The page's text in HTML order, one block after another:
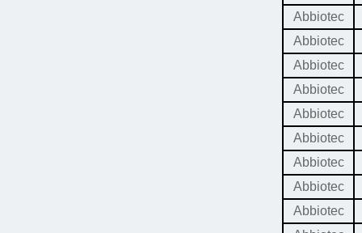
Abbiotec
Abbiotec
Abbiotec
Abbiotec
Abbiotec
Abbiotec
Abbiotec
Abbiotec
Abbiotec